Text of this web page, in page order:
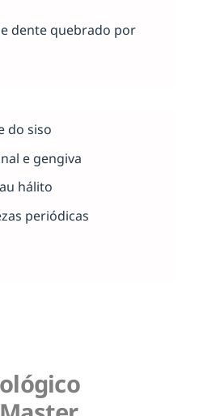
dente quebrado por
do siso
e gengiva
hálito
periódicas